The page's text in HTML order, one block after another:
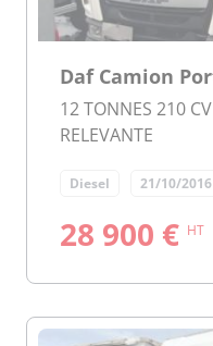
Daf Camion
12 TONNES 210
RELEVANTE
Diesel 21/10/2016
28 900 € HT